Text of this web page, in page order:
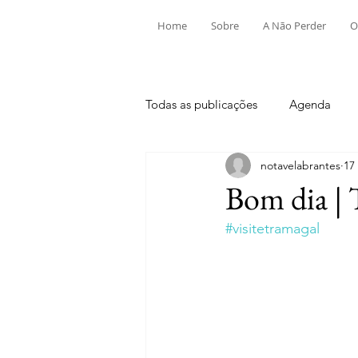
Home Sobre A Não Perder
Todas as publicações Agenda
Aldeia do Mato e Souto
Mouriscas Pego
Bom dia |
notavelabrantes
#visitetramagal